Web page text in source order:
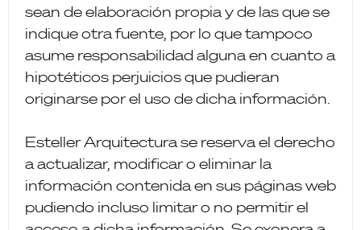
sean de elaboración propia y de las que se
indique otra fuente, por lo que tampoco
asume responsabilidad alguna en cuanto a
hipotéticos perjuicios que pudieran
originarse por el uso de dicha información.
Esteller Arquitectura se reserva el derecho
a actualizar, modificar o eliminar la
información contenida en sus páginas web
pudiendo incluso limitar o no permitir el